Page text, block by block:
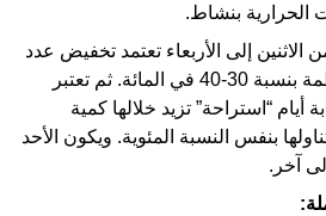
بنشاط.
الاثنين إلى الأربعاء تعتمد تخفيض عدد
السعرات الحرارية المنتظمة بنسبة 30-40 في المائة. ثم تعتبر
“استراحة” تزيد خلالها كمية
بنفس النسبة المئوية. ويكون الأحد
آخر.